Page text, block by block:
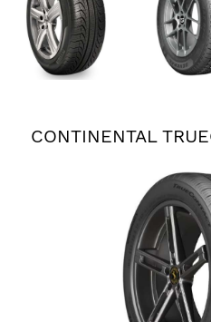
CONTINENTAL